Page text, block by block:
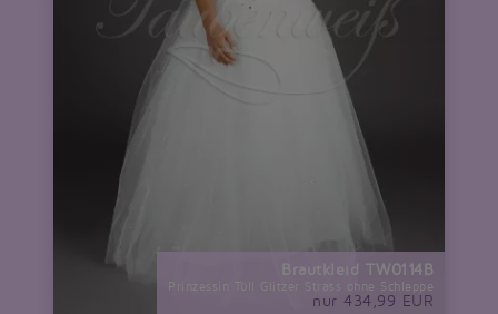
Brautkleid TW0114B
Prinzessin Tüll Glitzer Strass ohne Schleppe
nur 434,99 EUR